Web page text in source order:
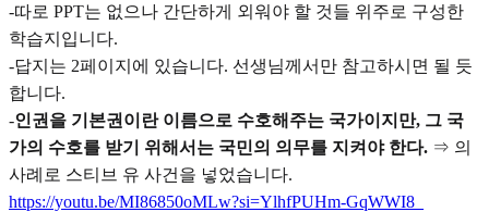
-따로 PPT는 없으나 간단하게 외워야 할 것들 위주로 구성한
학습지입니다.
-답지는 2페이지에 있습니다. 선생님께서만 참고하시면 될 듯
합니다.
-인권을 기본권이란 이름으로 수호해주는 국가이지만, 그 국
가의 수호를 받기 위해서는 국민의 의무를 지켜야 한다. ⇒ 의
사례로 스티브 유 사건을 넣었습니다.
https://youtu.be/MI86850oMLw?si=YlhfPUHm-GqWWI8_